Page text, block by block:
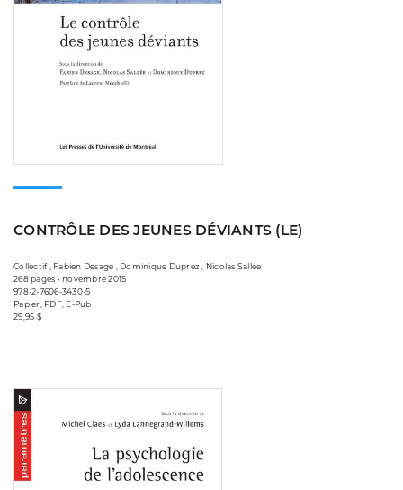
CONTRÔLE DES JEUNES DÉVIANTS (LE)
Collectif , Fabien Desage , Dominique Duprez , Nicolas Sallée
268 pages • novembre 2015
978-2-7606-3430-5
Papier, PDF, E-Pub
29,95 $